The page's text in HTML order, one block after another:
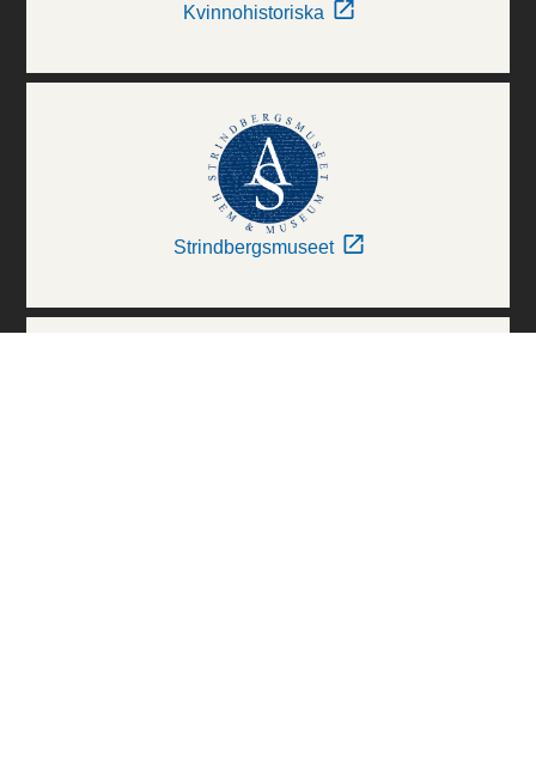
Kvinnohistoriska
Strindbergsmuseet